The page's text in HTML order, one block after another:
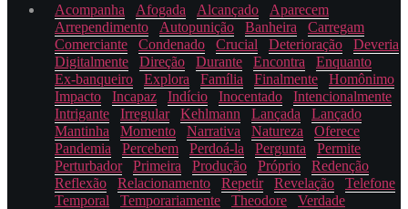
Acompanha Afogada Alcançado
Aparecem
Arrependimento
Autopunição Banheira
Carregam
Comerciante
Condenado Crucial Deterioração
Deveria
Digitalmente
Direção Durante Encontra
Enquanto
Ex-banqueiro
Explora Família Finalmente
Homônimo
Impacto
Incapaz Indício Inocentado
Intencionalmente
Intrigante
Irregular Kehlmann Lançada
Lançado
Mantinha
Momento Narrativa Natureza
Oferece
Pandemia
Percebem Perdoá-la Pergunta
Permite
Perturbador
Primeira Produção Próprio
Redenção
Reflexão
Relacionamento Repetir Revelação
Telefone
Temporal
Temporariamente Theodore Verdade